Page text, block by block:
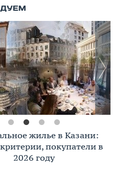
жилье в Казани:
покупатели в
2026 году